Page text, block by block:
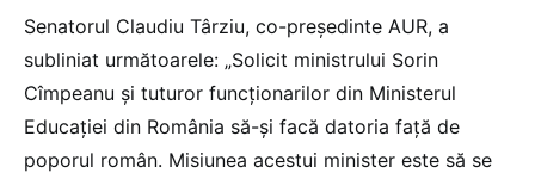
Senatorul Claudiu Târziu, co-preşedinte AUR, a
subliniat următoarele: „Solicit ministrului Sorin
Cîmpeanu şi tuturor funcţionarilor din Ministerul
Educaţiei din România să-şi facă datoria faţă de
poporul român. Misiunea acestui minister este să se